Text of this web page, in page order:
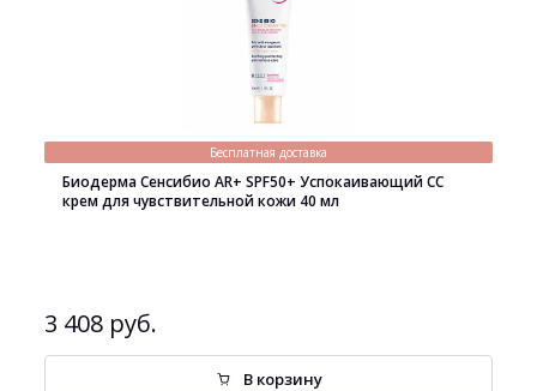
Бесплатная доставка
Биодерма Сенсибио AR+ SPF50+ Успокаивающий СС
крем для чувствительной кожи 40 мл
3 408 руб.
В корзину